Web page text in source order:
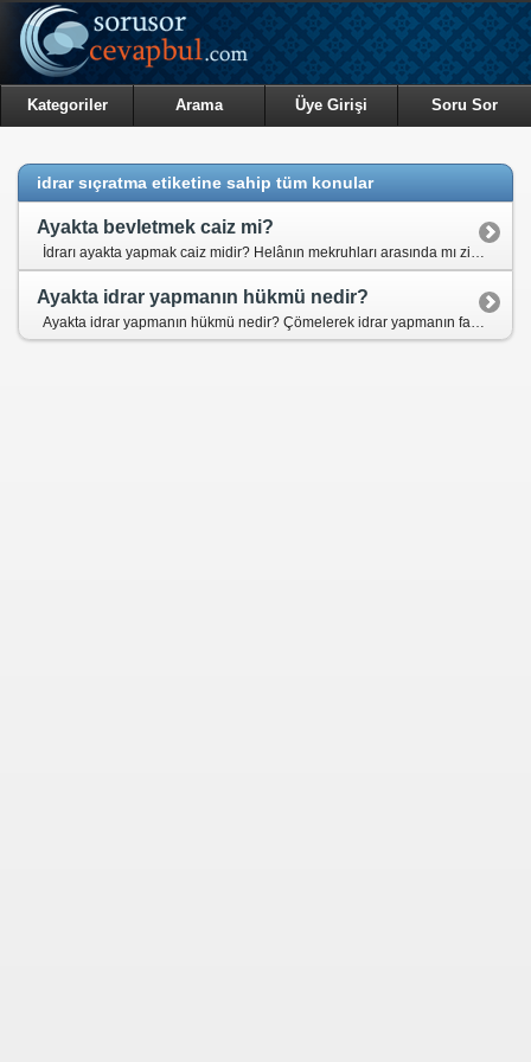
Kategoriler Arama Üye Girişi Soru Sor
idrar sıçratma etiketine sahip tüm konular
Ayakta bevletmek caiz mi?
İdrarı ayakta yapmak caiz midir? Helânın mekruhları arasında mı zikredilmektedir? Çömelerek idrar yapmanın tıbbi yararları var mıdır?
Ayakta idrar yapmanın hükmü nedir?